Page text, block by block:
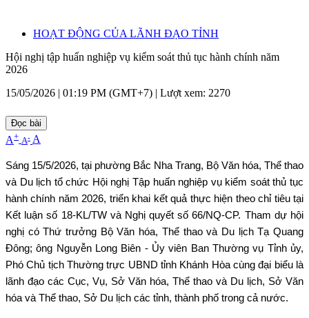
HOẠT ĐỘNG CỦA LÃNH ĐẠO TỈNH
Hội nghị tập huấn nghiệp vụ kiểm soát thủ tục hành chính năm
2026
15/05/2026 | 01:19 PM (GMT+7) | Lượt xem: 2270
Đọc bài
A+ A- A
Sáng 15/5/2026, tại phường Bắc Nha Trang, Bộ Văn hóa, Thể thao
và Du lịch tổ chức Hội nghị Tập huấn nghiệp vụ kiểm soát thủ tục
hành chính năm 2026, triển khai kết quả thực hiện theo chỉ tiêu tại
Kết luận số 18-KL/TW và Nghị quyết số 66/NQ-CP. Tham dự hội
nghị có Thứ trưởng Bộ Văn hóa, Thể thao và Du lịch Tạ Quang
Đông; ông Nguyễn Long Biên - Ủy viên Ban Thường vụ Tỉnh ủy,
Phó Chủ tịch Thường trực UBND tỉnh Khánh Hòa cùng đại biểu là
lãnh đạo các Cục, Vụ, Sở Văn hóa, Thể thao và Du lịch, Sở Văn
hóa và Thể thao, Sở Du lịch các tỉnh, thành phố trong cả nước.